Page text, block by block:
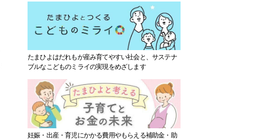
たまひよはだれもが産み育てやすい社会と、サステナ
ブルなこどものミライの実現をめざします
妊娠・出産・育児にかかる費用やもらえる補助金・助